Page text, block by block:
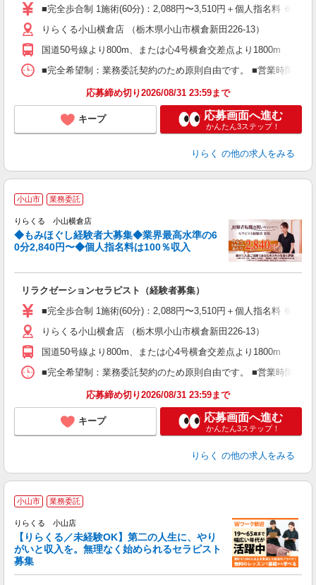
■完全歩合制 1施術(60分)：2,088円〜3,510円＋個人指名料 ※個
りらくる小山横倉店 （栃木県小山市横倉新田226-13）
国道50号線より800m、または心4号横倉交差点より1800m
■完全希望制：業務委託契約のため原則自由です。 ■営業時間帯
応募締め切り2026/08/31 23:59まで
キープ 応募画面へ進む
かんたん3ステップ！
りらく の他の求人をみる
小山市 業務委託
りらくる 小山横倉店
◆もみほぐし経験者大募集◆業界最高水準の6
0分2,840円〜◆個人指名料は100％収入
リラクゼーションセラピスト（経験者募集）
■完全歩合制 1施術(60分)：2,088円〜3,510円＋個人指名料 ※個
りらくる小山横倉店 （栃木県小山市横倉新田226-13）
国道50号線より800m、または心4号横倉交差点より1800m
■完全希望制：業務委託契約のため原則自由です。 ■営業時間帯
応募締め切り2026/08/31 23:59まで
キープ 応募画面へ進む
かんたん3ステップ！
りらく の他の求人をみる
小山市 業務委託
りらくる 小山店
【りらくる／未経験OK】第二の人生に、やり
がいと収入を。無理なく始められるセラピスト
募集